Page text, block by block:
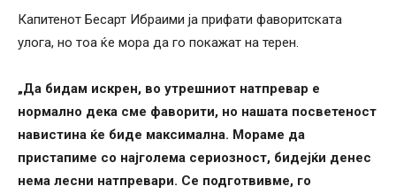
Капитенот Бесарт Ибраими ја прифати фаворитската
улога, но тоа ќе мора да го покажат на терен.
„Да бидам искрен, во утрешниот натпревар е
нормално дека сме фаворити, но нашата посветеност
навистина ќе биде максимална. Мораме да
пристапиме со најголема сериозност, бидејќи денес
нема лесни натпревари. Се подготвивме, го